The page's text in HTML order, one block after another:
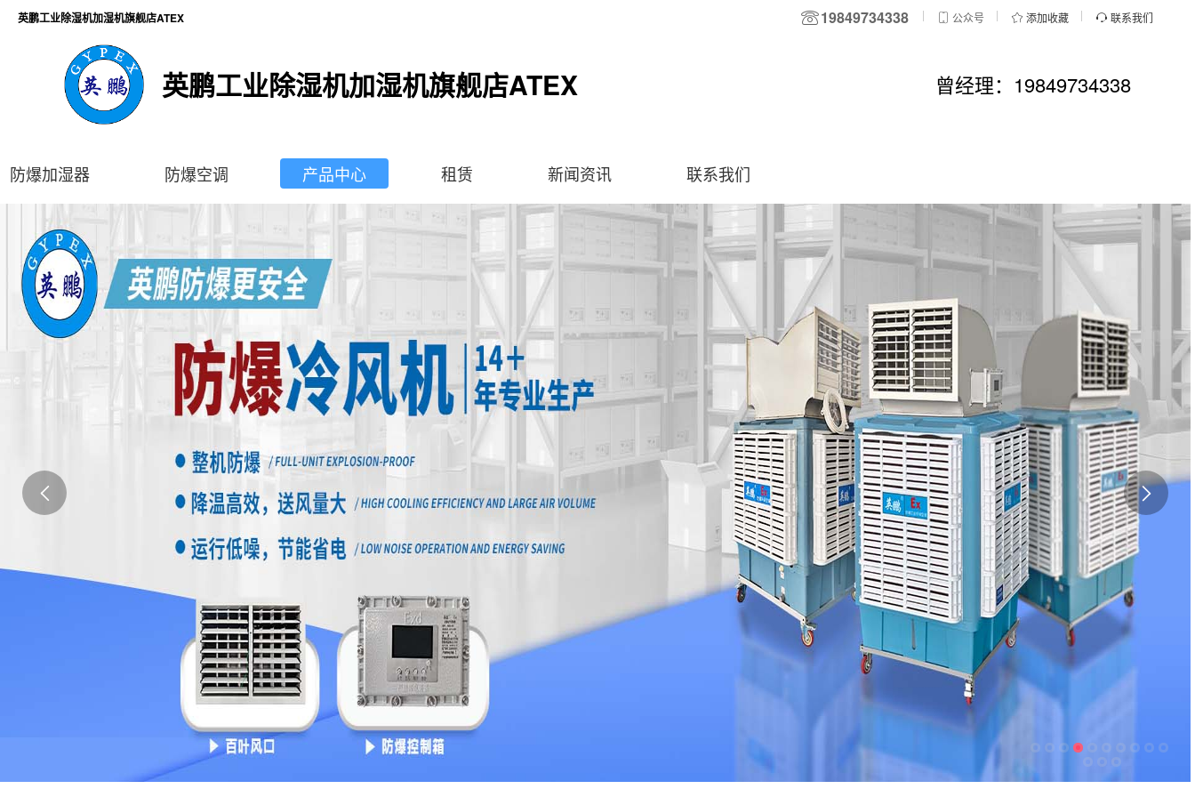
英鹏工业除湿机加湿机旗舰店ATEX 19849734338 公众号 添加收藏 联系我们
英鹏工业除湿机加湿机旗舰店ATEX 曾经理：19849734338
防爆加湿器 防爆空调 产品中心 租赁 新闻资讯 联系我们